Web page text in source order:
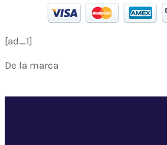
[ad_1]
De la marca